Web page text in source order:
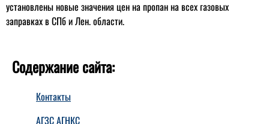
установлены новые значения цен на пропан на всех газовых
заправках в СПб и Лен. области.
Содержание сайта:
Контакты
АГЗС АГНКС